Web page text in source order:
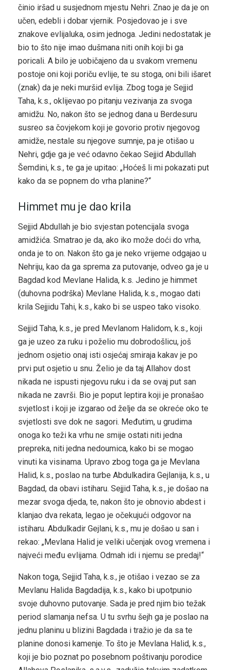
činio iršad u susjednom mjestu Nehri. Znao je da je on
učen, edebli i dobar vjernik. Posjedovao je i sve
znakove evlijaluka, osim jednoga. Jedini nedostatak je
bio to što nije imao dušmana niti onih koji bi ga
poricali. A bilo je uobičajeno da u svakom vremenu
postoje oni koji poriču evlije, te su stoga, oni bili išaret
(znak) da je neki muršid evlija. Zbog toga je Sejjid
Taha, k.s., oklijevao po pitanju vezivanja za svoga
amidžu. No, nakon što se jednog dana u Berdesuru
susreo sa čovjekom koji je govorio protiv njegovog
amidže, nestale su njegove sumnje, pa je otišao u
Nehri, gdje ga je već odavno čekao Sejjid Abdullah
Šemdini, k.s., te ga je upitao: „Hoćeš li mi pokazati put
kako da se popnem do vrha planine?“
Himmet mu je dao krila
Sejjid Abdullah je bio svjestan potencijala svoga
amidžića. Smatrao je da, ako iko može doći do vrha,
onda je to on. Nakon što ga je neko vrijeme odgajao u
Nehriju, kao da ga sprema za putovanje, odveo ga je u
Bagdad kod Mevlane Halida, k.s. Jedino je himmet
(duhovna podrška) Mevlane Halida, k.s., mogao dati
krila Sejjidu Tahi, k.s., kako bi se uspeo tako visoko.
Sejjid Taha, k.s., je pred Mevlanom Halidom, k.s., koji
ga je uzeo za ruku i poželio mu dobrodošlicu, još
jednom osjetio onaj isti osjećaj smiraja kakav je po
prvi put osjetio u snu. Želio je da taj Allahov dost
nikada ne ispusti njegovu ruku i da se ovaj put san
nikada ne završi. Bio je poput leptira koji je pronašao
svjetlost i koji je izgarao od želje da se okreće oko te
svjetlosti sve dok ne sagori. Međutim, u grudima
onoga ko teži ka vrhu ne smije ostati niti jedna
prepreka, niti jedna nedoumica, kako bi se mogao
vinuti ka visinama. Upravo zbog toga ga je Mevlana
Halid, k.s., poslao na turbe Abdulkadira Gejlanija, k.s., u
Bagdad, da obavi istiharu. Sejjid Taha, k.s., je došao na
mezar svoga djeda, te, nakon što je obnovio abdest i
klanjao dva rekata, legao je očekujući odgovor na
istiharu. Abdulkadir Gejlani, k.s., mu je došao u san i
rekao: „Mevlana Halid je veliki učenjak ovog vremena i
najveći među evlijama. Odmah idi i njemu se predaj!“
Nakon toga, Sejjid Taha, k.s., je otišao i vezao se za
Mevlanu Halida Bagdadija, k.s., kako bi upotpunio
svoje duhovno putovanje. Sada je pred njim bio težak
period slamanja nefsa. U tu svrhu šejh ga je poslao na
jednu planinu u blizini Bagdada i tražio je da sa te
planine donosi kamenje. To što je Mevlana Halid, k.s.,
koji je bio poznat po posebnom poštivanju porodice